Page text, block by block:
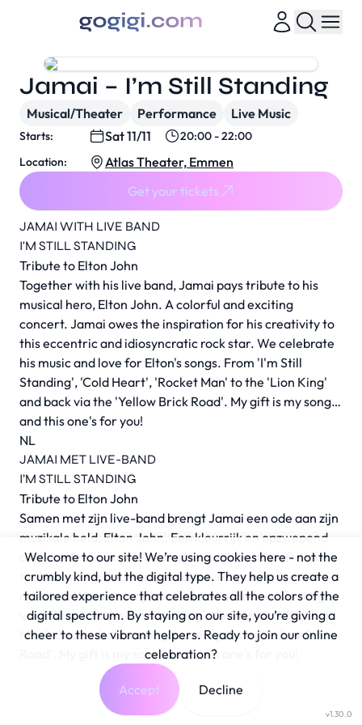
JAMAI WITH LIVE BAND
I'M STILL STANDING
Tribute to Elton John
Together with his live band, Jamai pays tribute to his
musical hero, Elton John. A colorful and exciting
concert. Jamai owes the inspiration for his creativity to
this eccentric and idiosyncratic rock star. We celebrate
his music and love for Elton's songs. From 'I'm Still
Standing', 'Cold Heart', 'Rocket Man' to the 'Lion King'
and back via the 'Yellow Brick Road'. My gift is my song…
and this one's for you!
NL
JAMAI MET LIVE-BAND
I’M STILL STANDING
Tribute to Elton John
Samen met zijn live-band brengt Jamai een ode aan zijn
muzikale held, Elton John. Een kleurrijk en opzwepend
concert. De inspiratie voor zijn creativiteit heeft Jamai
te danken aan deze excentrieke en eigenzinnige
rockster. We vieren zijn muziek en liefde voor de songs
van Elton. Van ‘I’m Still Standing’, ‘Cold Heart’, ‘Rocket
Man’ tot aan de ‘Lion King’ en terug via de ‘Yellow Brick
Road’. My gift is my song … and this one’s for you!
Jamai – I’m Still Standing
Musical/Theater Performance Live Music
Starts: Sat 11/11
20:00 - 22:00
Location:
Atlas Theater, Emmen
Get your tickets
v1.30.0
Welcome to our site! We’re using cookies here - not the
crumbly kind, but the digital type. They help us create a
tailored experience that celebrates all the colors of the
digital spectrum. By staying on our site, you’re giving a
cheer to these vibrant helpers. Ready to join our online
celebration?
Accept Decline